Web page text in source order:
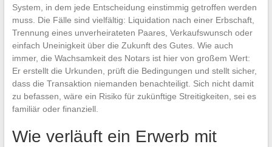
System, in dem jede Entscheidung einstimmig getroffen werden
muss. Die Fälle sind vielfältig: Liquidation nach einer Erbschaft,
Trennung eines unverheirateten Paares, Verkaufswunsch oder
einfach Uneinigkeit über die Zukunft des Gutes. Wie auch
immer, die Wachsamkeit des Notars ist hier von großem Wert:
Er erstellt die Urkunden, prüft die Bedingungen und stellt sicher,
dass die Transaktion niemanden benachteiligt. Sich nicht damit
zu befassen, wäre ein Risiko für zukünftige Streitigkeiten, sei es
familiär oder finanziell.
Wie verläuft ein Erwerb mit